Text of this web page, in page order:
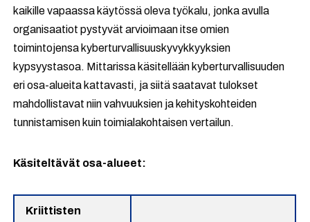
kaikille vapaassa käytössä oleva työkalu, jonka avulla
organisaatiot pystyvät arvioimaan itse omien
toimintojensa kyberturvallisuuskyvykkyyksien
kypsyystasoa. Mittarissa käsitellään kyberturvallisuuden
eri osa-alueita kattavasti, ja siitä saatavat tulokset
mahdollistavat niin vahvuuksien ja kehityskohteiden
tunnistamisen kuin toimialakohtaisen vertailun.
Käsiteltävät osa-alueet:
Kriittisten